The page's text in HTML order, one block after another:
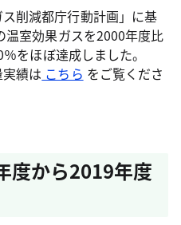
削減都庁行動計画」に基
室効果ガスを2000年度比
をほぼ達成しました。
績は こちら をご覧くださ
から2019年度